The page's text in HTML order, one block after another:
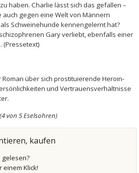
haben. Charlie lässt sich das gefallen –
gegen eine Welt von Männern
Schweinehunde kennengelernt hat?
Gary verliebt, ebenfalls einer
(Pressetext)
über sich prostituierende Heroin-
und Vertrauensverhältnisse
(4 von 5 Eselsohren)
kaufen
gelesen?
einem Klick!